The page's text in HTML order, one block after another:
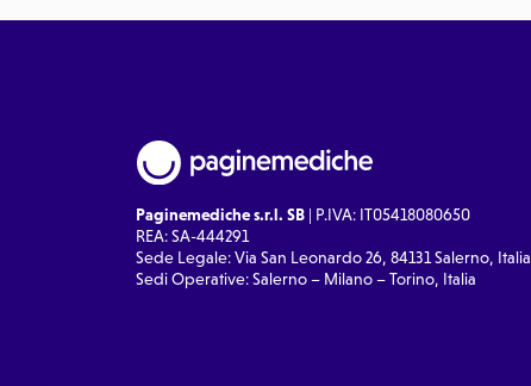
Paginemediche s.r.l. SB | P.IVA: IT05418080650
REA: SA-444291
Sede Legale: Via San Leonardo 26, 84131 Salerno, Italia
Sedi Operative: Salerno – Milano – Torino, Italia